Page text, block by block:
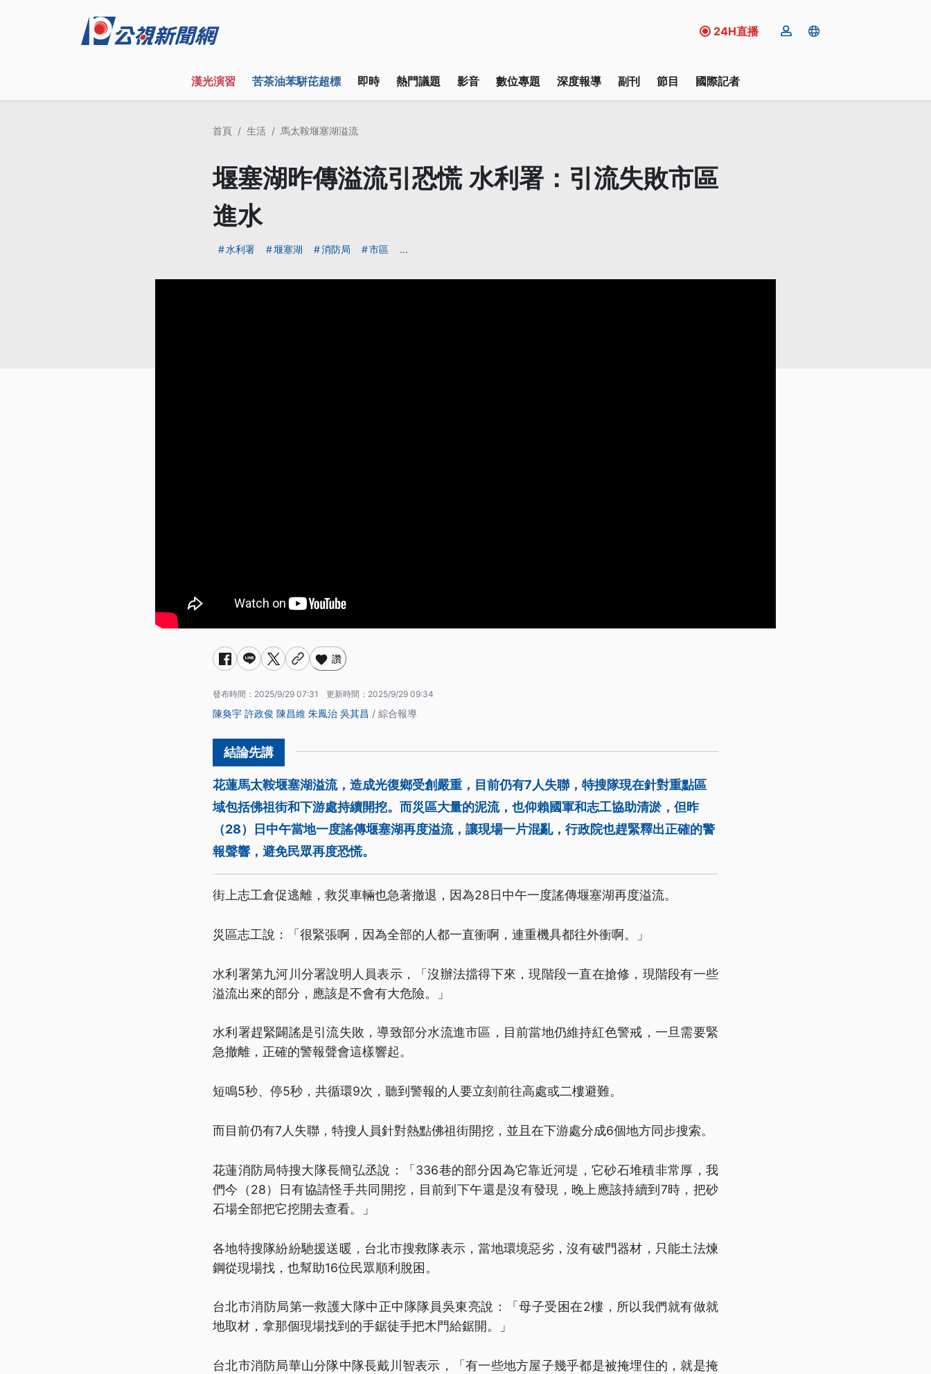
24H直播
漢光演習 苦茶油苯駢芘超標 即時 熱門議題 影音 數位專題 深度報導 副刊 節目 國際記者
首頁 生活 馬太鞍堰塞湖溢流
堰塞湖昨傳溢流引恐慌 水利署：引流失敗市區
進水
水利署 堰塞湖 消防局 市區 ...
讚
發布時間： 2025/9/29 07:31 更新時間： 2025/9/29 09:34
陳奐宇 許政俊 陳昌維 朱鳳治 吳其昌 / 綜合報導
花蓮馬太鞍堰塞湖溢流，造成光復鄉受創嚴重，目前仍有7人失聯，特搜隊現在針對重點區
域包括佛祖街和下游處持續開挖。而災區大量的泥流，也仰賴國軍和志工協助清淤，但昨
（28）日中午當地一度謠傳堰塞湖再度溢流，讓現場一片混亂，行政院也趕緊釋出正確的警
報聲響，避免民眾再度恐慌。
街上志工倉促逃離，救災車輛也急著撤退，因為28日中午一度謠傳堰塞湖再度溢流。
災區志工說：「很緊張啊，因為全部的人都一直衝啊，連重機具都往外衝啊。」
水利署第九河川分署說明人員表示，「沒辦法擋得下來，現階段一直在搶修，現階段有一些
溢流出來的部分，應該是不會有大危險。」
水利署趕緊闢謠是引流失敗，導致部分水流進市區，目前當地仍維持紅色警戒，一旦需要緊
急撤離，正確的警報聲會這樣響起。
短鳴5秒、停5秒，共循環9次，聽到警報的人要立刻前往高處或二樓避難。
而目前仍有7人失聯，特搜人員針對熱點佛祖街開挖，並且在下游處分成6個地方同步搜索。
花蓮消防局特搜大隊長簡弘丞說：「336巷的部分因為它靠近河堤，它砂石堆積非常厚，我
們今（28）日有協請怪手共同開挖，目前到下午還是沒有發現，晚上應該持續到7時，把砂
石場全部把它挖開去查看。」
各地特搜隊紛紛馳援送暖，台北市搜救隊表示，當地環境惡劣，沒有破門器材，只能土法煉
鋼從現場找，也幫助16位民眾順利脫困。
台北市消防局第一救護大隊中正中隊隊員吳東亮說：「母子受困在2樓，所以我們就有做就
地取材，拿那個現場找到的手鋸徒手把木門給鋸開。」
台北市消防局華山分隊中隊長戴川智表示，「有一些地方屋子幾乎都是被掩埋住的，就是掩